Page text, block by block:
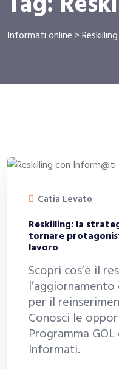
Informati online >Reskilling
Catia Levato
Reskilling: la
tornare
lavoro
Scopri cos’è il
per il
Conosci le
Programma
Informati.